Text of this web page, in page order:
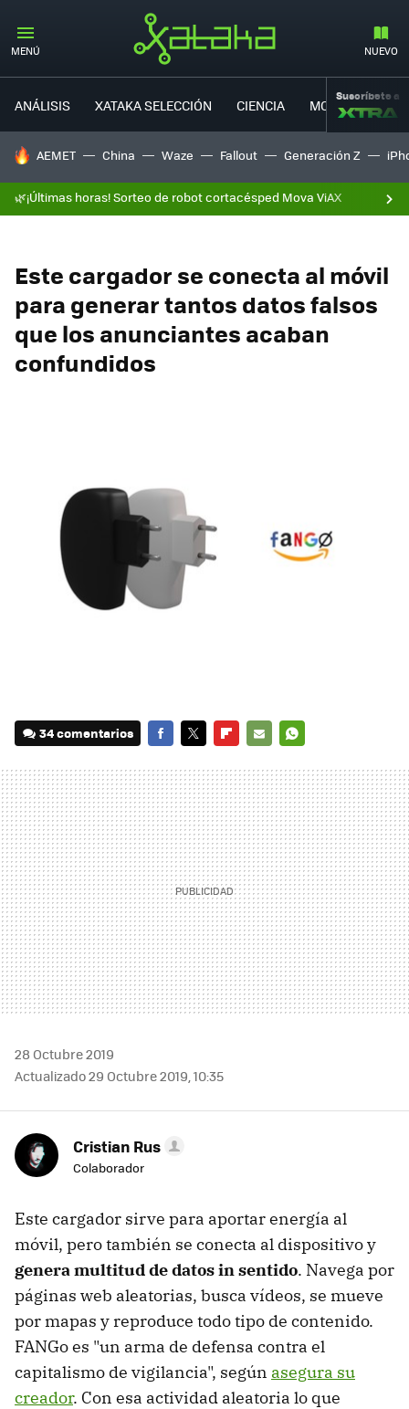
MENÚ NUEVO
ANÁLISIS XATAKA SELECCIÓN CIENCIA MOVILIDAD
Suscríbete a
HOY SE HABLA DE
AEMET China Waze Fallout Generación Z
🌿¡Últimas horas! Sorteo de robot cortacésped Mova ViAX
Este cargador se conecta al móvil
para generar tantos datos falsos
que los anunciantes acaban
confundidos
34 comentarios
MAIL
28 Octubre 2019
Actualizado 29 Octubre 2019, 10:35
Cristian Rus
Colaborador
Este cargador sirve para aportar energía al
móvil, pero también se conecta al dispositivo y
genera multitud de datos in sentido. Navega por
páginas web aleatorias, busca vídeos, se mueve
por mapas y reproduce todo tipo de contenido.
FANGo es "un arma de defensa contra el
capitalismo de vigilancia", según asegura su
creador. Con esa actividad aleatoria lo que